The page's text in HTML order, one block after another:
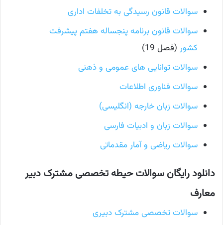
سوالات قانون رسیدگی به تخلفات اداری
سوالات قانون برنامه پنجساله هفتم پیشرفت
کشور (فصل 19)
سوالات توانایی های عمومی و ذهنی
سوالات فناوری اطلاعات
سوالات زبان خارجه (انگلیسی)
سوالات زبان و ادبیات فارسی
سوالات ریاضی و آمار مقدماتی
دانلود رایگان سوالات حیطه تخصصی مشترک دبیر
معارف
سوالات تخصصی مشترک دبیری